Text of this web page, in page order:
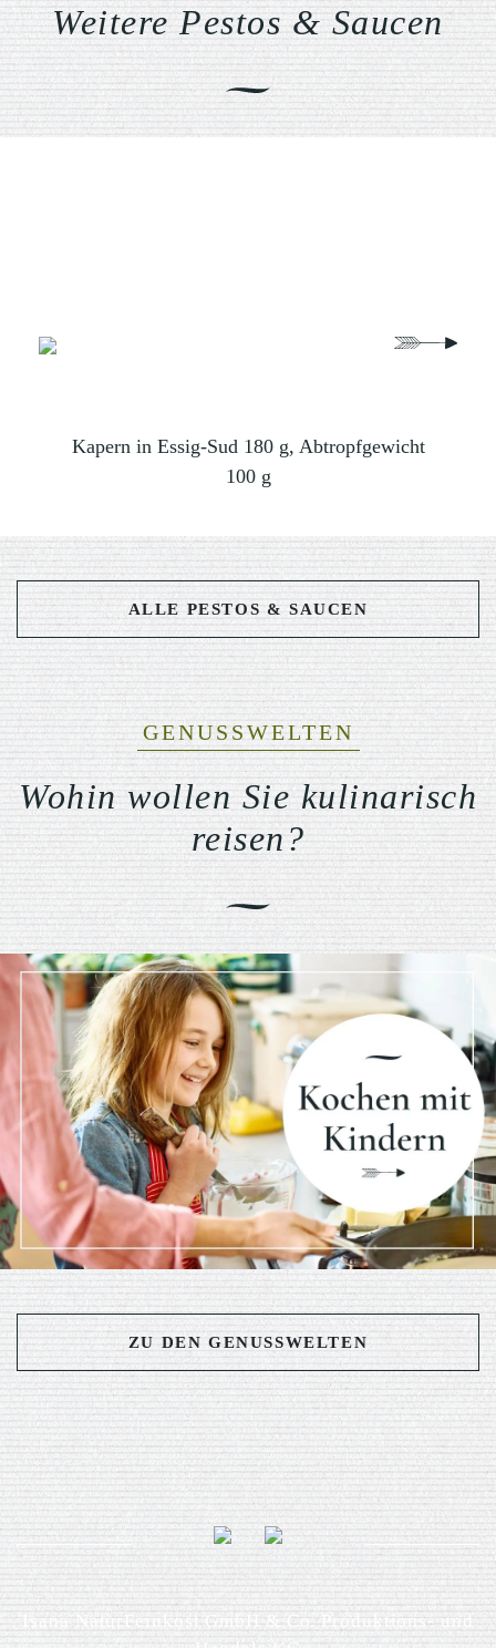
Weitere Pestos & Saucen
Kapern in Essig-Sud 180 g, Abtropfgewicht
100 g
ALLE PESTOS & SAUCEN
GENUSSWELTEN
Wohin wollen Sie kulinarisch
reisen?
Previous
ZU DEN GENUSSWELTEN
Isana NaturFeinkost GmbH & Co. Produktions- und